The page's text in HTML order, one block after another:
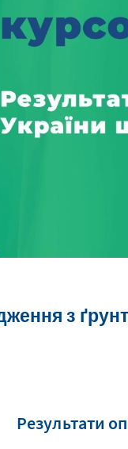
з
Результати